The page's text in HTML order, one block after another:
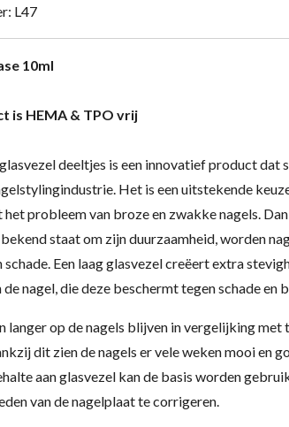
L47
10ml
is HEMA & TPO vrij
deeltjes is een innovatief product dat
Het is een uitstekende
probleem van broze en zwakke nagels.
staat om zijn duurzaamheid, worden
schade. Een laag glasvezel creëert extra
nagel, die deze beschermt tegen schade en
langer op de nagels blijven in vergelijking
dit zien de nagels er vele weken mooi en
aan glasvezel kan de basis worden
van de nagelplaat te corrigeren.